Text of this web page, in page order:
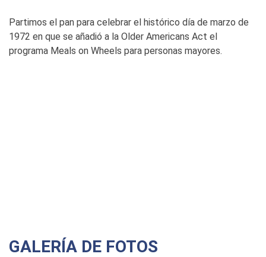
Partimos el pan para celebrar el histórico día de marzo de
1972 en que se añadió a la Older Americans Act el
programa Meals on Wheels para personas mayores.
GALERÍA DE FOTOS